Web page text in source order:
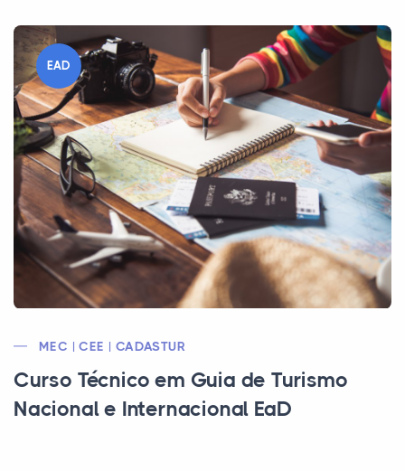
EAD
MEC | CEE | CADASTUR
Curso Técnico em Guia de Turismo
Nacional e Internacional EaD